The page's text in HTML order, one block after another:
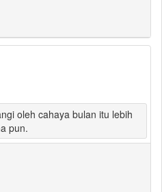
oleh cahaya bulan itu lebih
pun.